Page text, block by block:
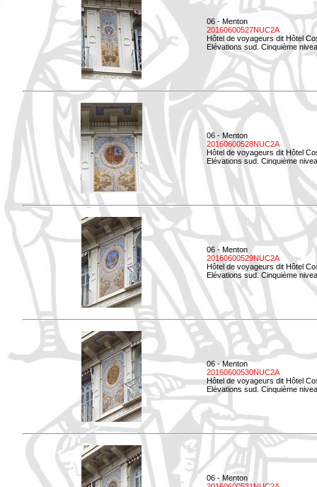
06 - Menton
20160600527NUC2A
Hôtel de voyageurs dit Hôtel
Elévations sud. Cinquième
06 - Menton
20160600528NUC2A
Hôtel de voyageurs dit Hôtel
Elévations sud. Cinquième
06 - Menton
20160600529NUC2A
Hôtel de voyageurs dit Hôtel
Elévations sud. Cinquième
06 - Menton
20160600530NUC2A
Hôtel de voyageurs dit Hôtel
Elévations sud. Cinquième
06 - Menton